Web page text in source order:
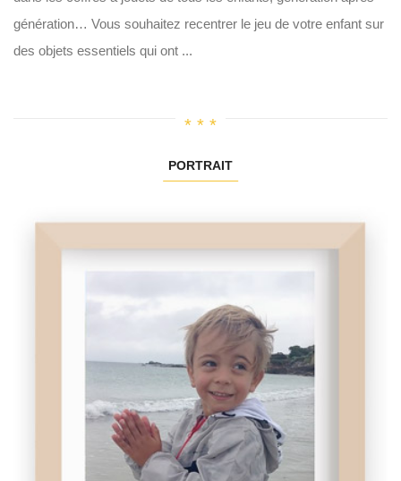
génération… Vous souhaitez recentrer le jeu de votre enfant sur
des objets essentiels qui ont ...
PORTRAIT